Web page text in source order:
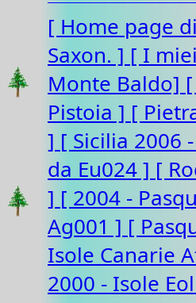
[ Home page
Saxon. ] [ I
Monte Baldo]
Pistoia ] [
] [ Sicilia 2006
da Eu024 ] [
] [ 2004 -
Ag001 ] [
Isole Canarie
2000 - Isole